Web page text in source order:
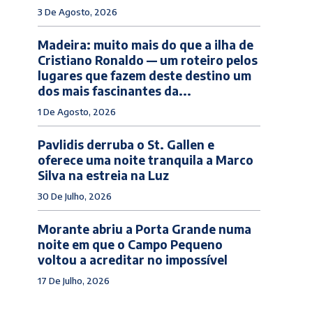
3 De Agosto, 2026
Madeira: muito mais do que a ilha de
Cristiano Ronaldo — um roteiro pelos
lugares que fazem deste destino um
dos mais fascinantes da...
1 De Agosto, 2026
Pavlidis derruba o St. Gallen e
oferece uma noite tranquila a Marco
Silva na estreia na Luz
30 De Julho, 2026
Morante abriu a Porta Grande numa
noite em que o Campo Pequeno
voltou a acreditar no impossível
17 De Julho, 2026